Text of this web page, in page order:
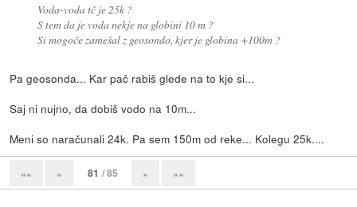
Voda-voda tč je 25k ?
S tem da je voda nekje na globini 10 m ?
Si mogoče zamešal z geosondo, kjer je globina +100m ?
Pa geosonda... Kar pač rabiš glede na to kje si...
Saj ni nujno, da dobiš vodo na 10m...
Meni so naračunali 24k. Pa sem 150m od reke... Kolegu 25k....
«« « 81 / 85 » »»